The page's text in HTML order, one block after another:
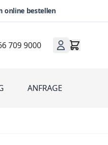
online bestellen
709 9000
ANFRAGE